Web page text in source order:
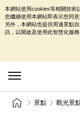
景點 觀光景
本網站使用cookies等相關技術
您繼續使用本網站即表示您同意
另外，本網站也提供周邊景點
訊，以開啟及使用此智慧化服務